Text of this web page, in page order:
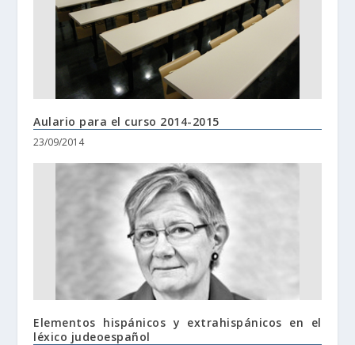
Aulario para el curso 2014-2015
23/09/2014
Elementos hispánicos y extrahispánicos en el
léxico judeoespañol